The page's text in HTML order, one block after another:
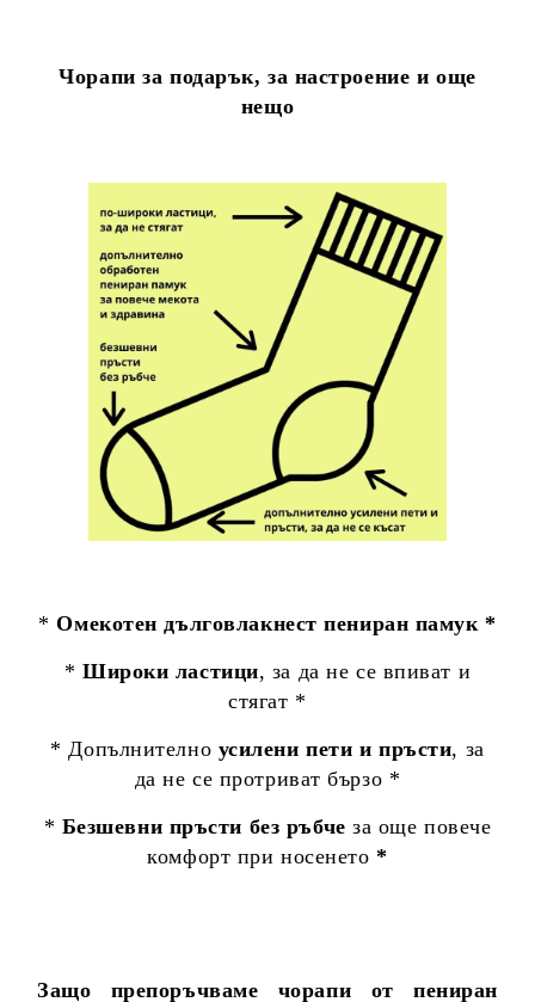
Чорапи за подарък, за настроение и още
нещо
*Омекотен дълговлакнест пениран памук *
* Широки ластици, за да не се впиват и
стягат *
* Допълнително усилени пети и пръсти, за
да не се протриват бързо *
* Безшевни пръсти без ръбчеза още повече
комфорт при носенето *
Защо препоръчваме чорапи от пениран